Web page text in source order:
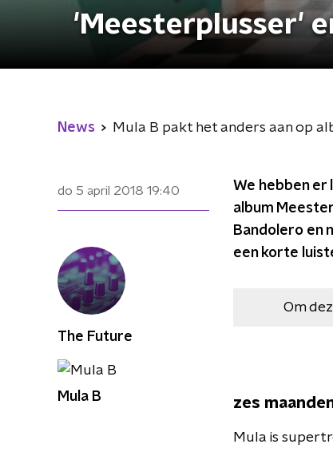
'Meesterplusser'
News Mula B pakt het anders aan op
do 5 april 2018 19:40 We hebben er
album
Bandolero en
een korte
Om
zes
Mula is
The Future
Mula B